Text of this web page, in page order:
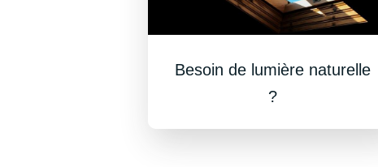
Besoin de lumière naturelle
?